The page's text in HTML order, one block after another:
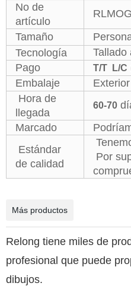
No de
artículo
Tamaño
Tecnología
Tallado
Pago
T/T L/C
Embalaje
Hora de
llegada
60-70
Marcado
Estándar
de calidad
Por
Más productos
Relong tiene miles de
profesional que puede
dibujos.